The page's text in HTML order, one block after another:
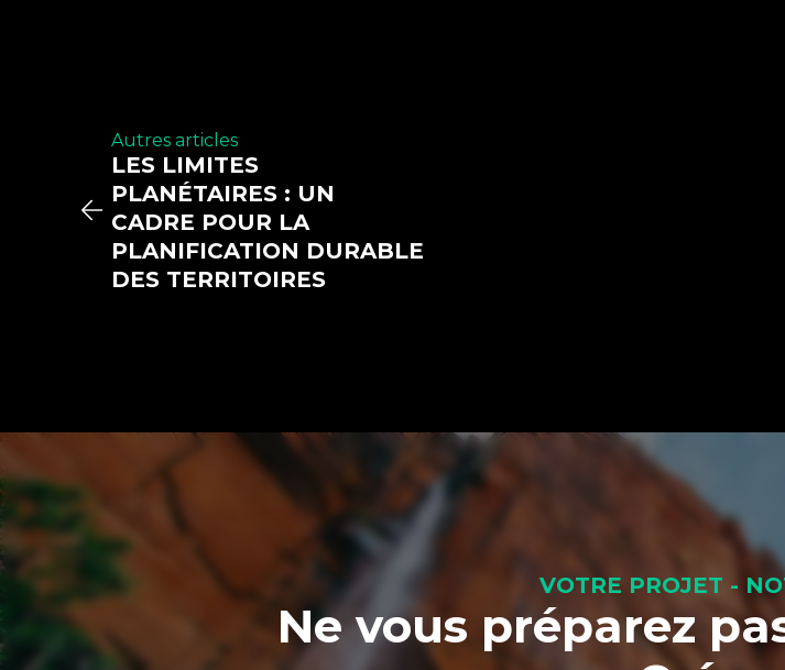
Autres articles
LES LIMITES
PLANÉTAIRES : UN
CADRE POUR LA
PLANIFICATION DURABLE
DES TERRITOIRES
VOTRE PROJET -
Ne vous préparez